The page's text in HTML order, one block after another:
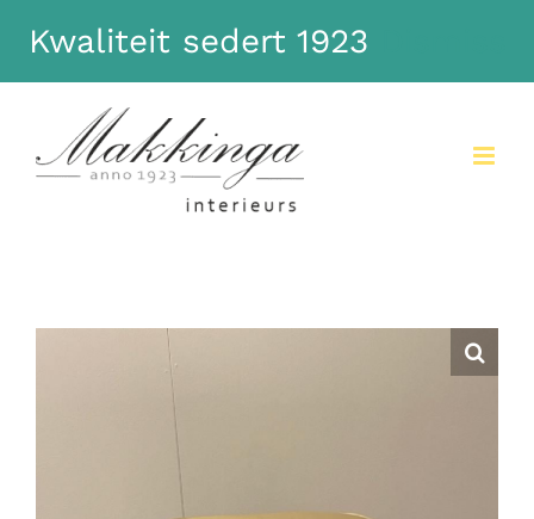
Kwaliteit sedert 1923